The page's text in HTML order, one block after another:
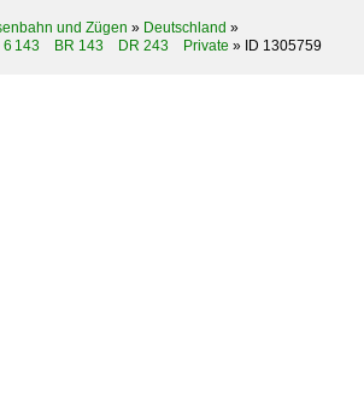
und Zügen » Deutschland »
6 143 BR 143 DR 243 Private » ID 1305759